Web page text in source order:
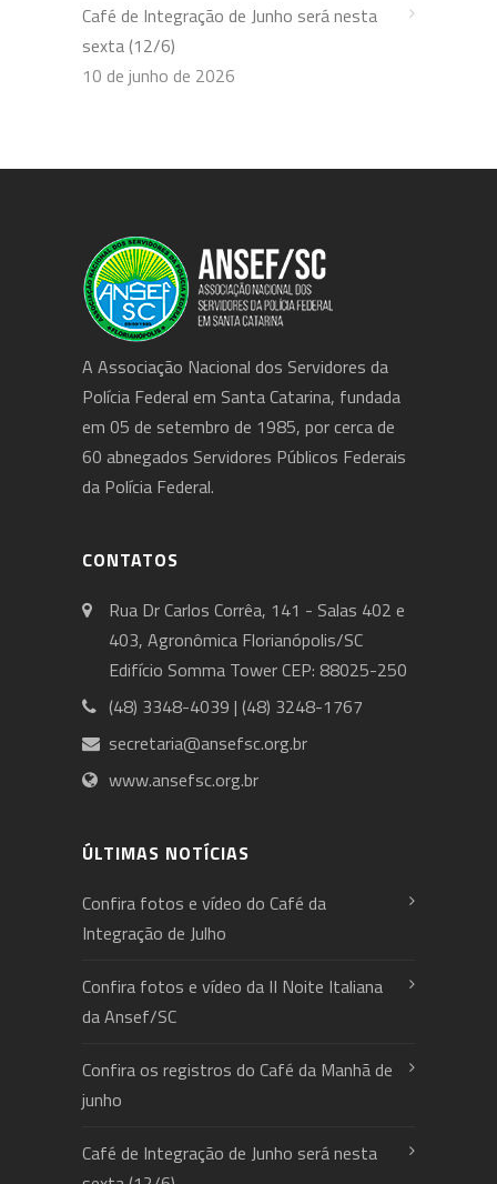
Café de Integração de Junho será nesta
sexta (12/6)
10 de junho de 2026
A Associação Nacional dos Servidores da
Polícia Federal em Santa Catarina, fundada
em 05 de setembro de 1985, por cerca de
60 abnegados Servidores Públicos Federais
da Polícia Federal.
CONTATOS
Rua Dr Carlos Corrêa, 141 - Salas 402 e
403, Agronômica Florianópolis/SC
Edifício Somma Tower CEP: 88025-250
(48) 3348-4039 | (48) 3248-1767
secretaria@ansefsc.org.br
www.ansefsc.org.br
ÚLTIMAS NOTÍCIAS
Confira fotos e vídeo do Café da
Integração de Julho
Confira fotos e vídeo da II Noite Italiana
da Ansef/SC
Confira os registros do Café da Manhã de
junho
Café de Integração de Junho será nesta